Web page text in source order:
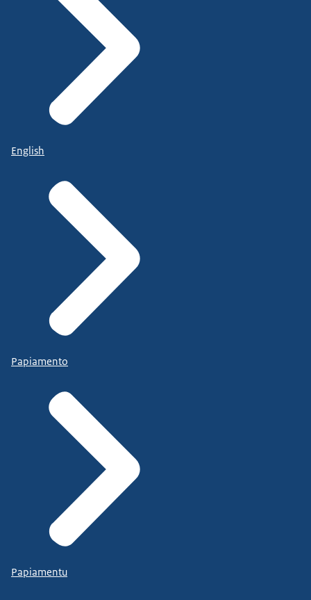
English
Papiamento
Papiamentu